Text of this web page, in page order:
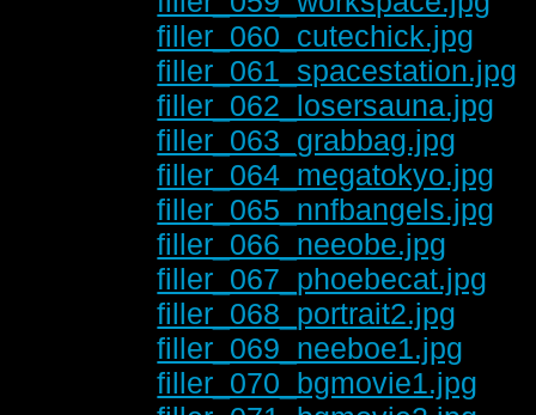
filler_060_cutechick.jpg
filler_061_spacestation.jpg
filler_062_losersauna.jpg
filler_063_grabbag.jpg
filler_064_megatokyo.jpg
filler_065_nnfbangels.jpg
filler_066_neeobe.jpg
filler_067_phoebecat.jpg
filler_068_portrait2.jpg
filler_069_neeboe1.jpg
filler_070_bgmovie1.jpg